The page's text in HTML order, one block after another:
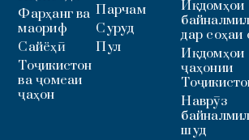
Фарҳанг ва
маориф
Сайёҳӣ
Тоҷикистон
ва ҷомеаи
ҷаҳон
Парчам
Суруд
Пул
Иқдомҳои
дар соҳаи
Иқдомҳои
ҷаҳонии
Наврӯз
шуд